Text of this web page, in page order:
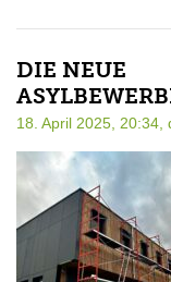
DIE NEUE
18. April 2025, 20:34,